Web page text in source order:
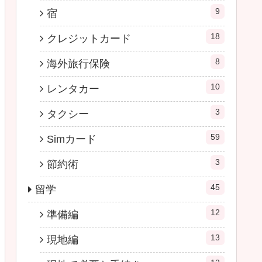
宿 9
クレジットカード 18
海外旅行保険 8
レンタカー 10
タクシー 3
Simカード 59
節約術 3
留学 45
準備編 12
現地編 13